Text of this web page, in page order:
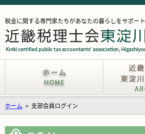
税金に関する専門家たちがあなたの暮らしをサポート
ホーム > 支部会員ログイン